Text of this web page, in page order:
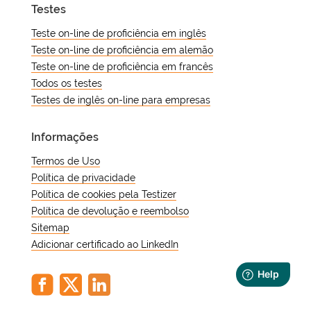
avançam mais rapidamente do que na
estrangeiras.
compreensão auditiva básica desde o
primeiro dia. A melhor maneira de
aprender espanhol no início é
construir um repertório suficiente para
a compreensão simples antes de
adicionar complexidade gramatical.
Testes
Teste on-line de proficiência em inglês
Teste on-line de proficiência em alemão
Teste on-line de proficiência em francês
Todos os testes
Testes de inglês on-line para empresas
Informações
Termos de Uso
Política de privacidade
Política de cookies pela Testizer
Política de devolução e reembolso
Sitemap
Adicionar certificado ao LinkedIn